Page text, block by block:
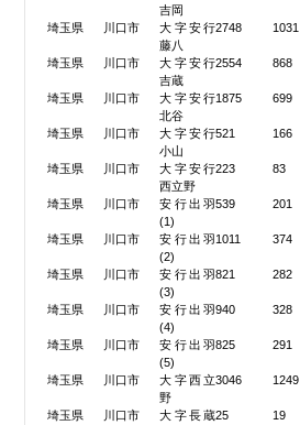
吉岡
埼玉県 川口市
大字安行
藤八
2748 1031
埼玉県 川口市
大字安行
吉蔵
2554 868
埼玉県 川口市
大字安行
北谷
1875 699
埼玉県 川口市
大字安行
小山
521 166
埼玉県 川口市
大字安行
西立野
223 83
埼玉県 川口市
安行出羽
(1)
539 201
埼玉県 川口市
安行出羽
(2)
1011 374
埼玉県 川口市
安行出羽
(3)
821 282
埼玉県 川口市
安行出羽
(4)
940 328
埼玉県 川口市
安行出羽
(5)
825 291
埼玉県 川口市
大字西立
野
3046 1249
埼玉県 川口市
大字長蔵25 19